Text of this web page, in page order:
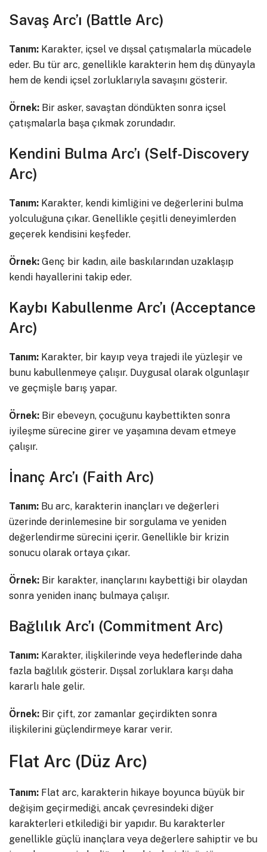
Savaş Arc’ı (Battle Arc)
Tanım: Karakter, içsel ve dışsal çatışmalarla mücadele
eder. Bu tür arc, genellikle karakterin hem dış dünyayla
hem de kendi içsel zorluklarıyla savaşını gösterir.
Örnek: Bir asker, savaştan döndükten sonra içsel
çatışmalarla başa çıkmak zorundadır.
Kendini Bulma Arc’ı (Self-Discovery
Arc)
Tanım: Karakter, kendi kimliğini ve değerlerini bulma
yolculuğuna çıkar. Genellikle çeşitli deneyimlerden
geçerek kendisini keşfeder.
Örnek: Genç bir kadın, aile baskılarından uzaklaşıp
kendi hayallerini takip eder.
Kaybı Kabullenme Arc’ı (Acceptance
Arc)
Tanım: Karakter, bir kayıp veya trajedi ile yüzleşir ve
bunu kabullenmeye çalışır. Duygusal olarak olgunlaşır
ve geçmişle barış yapar.
Örnek: Bir ebeveyn, çocuğunu kaybettikten sonra
iyileşme sürecine girer ve yaşamına devam etmeye
çalışır.
İnanç Arc’ı (Faith Arc)
Tanım: Bu arc, karakterin inançları ve değerleri
üzerinde derinlemesine bir sorgulama ve yeniden
değerlendirme sürecini içerir. Genellikle bir krizin
sonucu olarak ortaya çıkar.
Örnek: Bir karakter, inançlarını kaybettiği bir olaydan
sonra yeniden inanç bulmaya çalışır.
Bağlılık Arc’ı (Commitment Arc)
Tanım: Karakter, ilişkilerinde veya hedeflerinde daha
fazla bağlılık gösterir. Dışsal zorluklara karşı daha
kararlı hale gelir.
Örnek: Bir çift, zor zamanlar geçirdikten sonra
ilişkilerini güçlendirmeye karar verir.
Flat Arc (Düz Arc)
Tanım: Flat arc, karakterin hikaye boyunca büyük bir
değişim geçirmediği, ancak çevresindeki diğer
karakterleri etkilediği bir yapıdır. Bu karakterler
genellikle güçlü inançlara veya değerlere sahiptir ve bu